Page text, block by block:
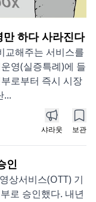
하다 사라진다
교해주는 서비스를
영(실증특례)에 들
로부터 즉시 시장
...
샤라웃 보관
인
상서비스(OTT) 기
로 승인했다. 내년